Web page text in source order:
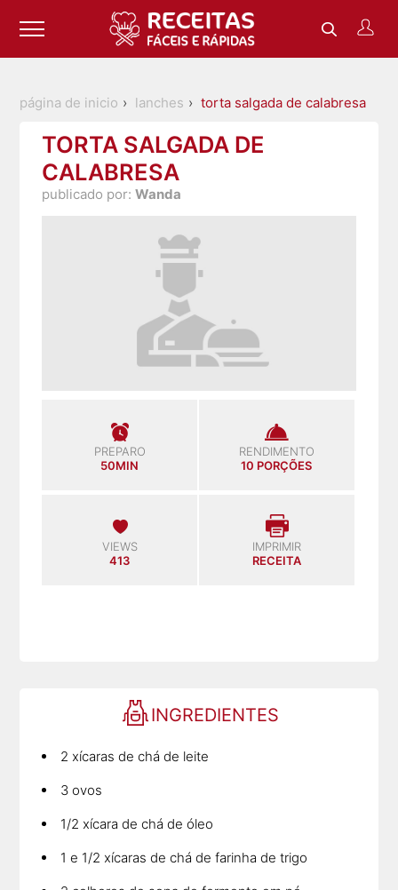
página de inicio lanches torta salgada de calabresa
TORTA SALGADA DE
CALABRESA
publicado por:Wanda
PREPARO
50MIN
RENDIMENTO
10 PORÇÕES
VIEWS
413
IMPRIMIR
RECEITA
INGREDIENTES
2 xícaras de chá de leite
3 ovos
1/2 xícara de chá de óleo
1 e 1/2 xícaras de chá de farinha de trigo